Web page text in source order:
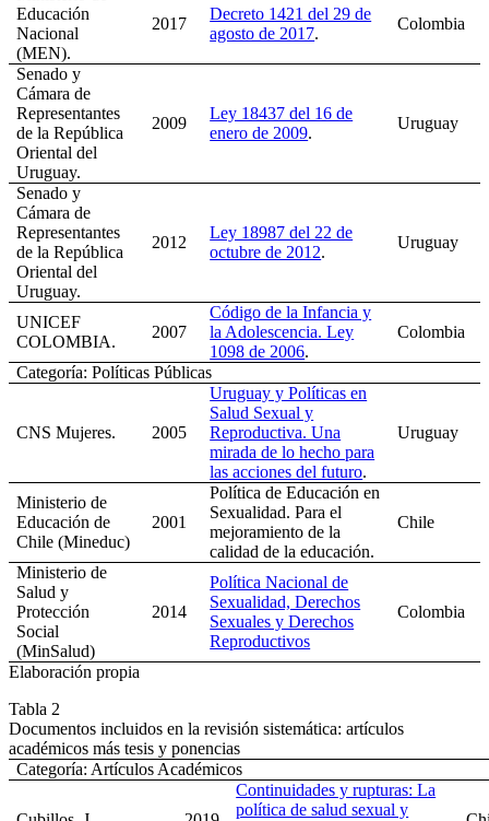
Educación
Nacional
(MEN).
2017
Decreto 1421 del 29 de
agosto de 2017.
Colombia
Senado y
Cámara de
Representantes
de la República
Oriental del
Uruguay.
2009
Ley 18437 del 16 de
enero de 2009.
Uruguay
Senado y
Cámara de
Representantes
de la República
Oriental del
Uruguay.
2012
Ley 18987 del 22 de
octubre de 2012.
Uruguay
UNICEF
COLOMBIA.
2007
Código de la Infancia y
la Adolescencia. Ley
1098 de 2006.
Colombia
Categoría: Políticas Públicas
CNS Mujeres. 2005
Uruguay y Políticas en
Salud Sexual y
Reproductiva. Una
mirada de lo hecho para
las acciones del futuro.
Uruguay
Ministerio de
Educación de
Chile (Mineduc)
2001
Política de Educación en
Sexualidad. Para el
mejoramiento de la
calidad de la educación.
Chile
Ministerio de
Salud y
Protección
Social
(MinSalud)
2014
Política Nacional de
Sexualidad, Derechos
Sexuales y Derechos
Reproductivos
Colombia
Elaboración propia
Tabla 2
Documentos incluidos en la revisión sistemática: artículos
académicos más tesis y ponencias
Categoría: Artículos Académicos
Continuidades y rupturas: La
política de salud sexual y